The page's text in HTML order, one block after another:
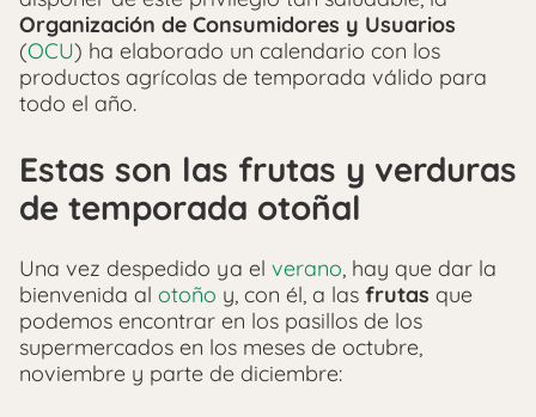
Organización de Consumidores y Usuarios
(OCU) ha elaborado un calendario con los
productos agrícolas de temporada válido para
todo el año.
Estas son las frutas y verduras
de temporada otoñal
Una vez despedido ya el verano, hay que dar la
bienvenida al otoño y, con él, a las frutas que
podemos encontrar en los pasillos de los
supermercados en los meses de octubre,
noviembre y parte de diciembre: